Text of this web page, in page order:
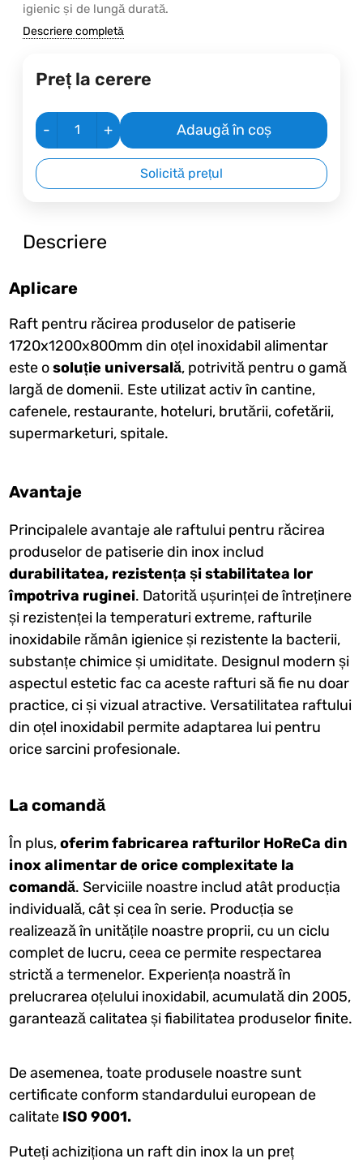
igienic și de lungă durată.
Descriere completă
Preț la cerere
- + Adaugă în coș
Solicită prețul
Descriere
Aplicare
Raft pentru răcirea produselor de patiserie
1720x1200x800mm din oțel inoxidabil alimentar
este osoluție universală, potrivită pentru o gamă
largă de domenii. Este utilizat activ în cantine,
cafenele, restaurante, hoteluri, brutării, cofetării,
supermarketuri, spitale.
Avantaje
Principalele avantaje ale raftului pentru răcirea
produselor de patiserie din inox includ
durabilitatea, rezistența și stabilitatea lor
împotriva ruginei. Datorită ușurinței de întreținere
și rezistenței la temperaturi extreme, rafturile
inoxidabile rămân igienice și rezistente la bacterii,
substanțe chimice și umiditate. Designul modern și
aspectul estetic fac ca aceste rafturi să fie nu doar
practice, ci și vizual atractive. Versatilitatea raftului
din oțel inoxidabil permite adaptarea lui pentru
orice sarcini profesionale.
La comandă
În plus,oferim fabricarea rafturilor HoReCa din
inox alimentar de orice complexitate la
comandă. Serviciile noastre includ atât producția
individuală, cât și cea în serie. Producția se
realizează în unitățile noastre proprii, cu un ciclu
complet de lucru, ceea ce permite respectarea
strictă a termenelor. Experiența noastră în
prelucrarea oțelului inoxidabil, acumulată din 2005,
garantează calitatea și fiabilitatea produselor finite.
De asemenea, toate produsele noastre sunt
certificate conform standardului european de
calitate ISO 9001.
Puteți achiziționa un raft din inox la un preț